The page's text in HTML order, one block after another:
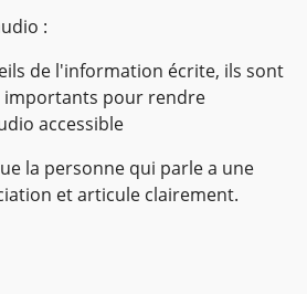
:
de l'information écrite, ils sont
importants pour rendre
accessible
la personne qui parle a une
et articule clairement.